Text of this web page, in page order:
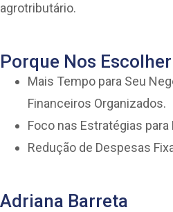
agrotributário.
Porque Nos Escolher
Mais Tempo para Seu
Financeiros Organizados.
Foco nas Estratégias para
Redução de Despesas
Adriana Barreta